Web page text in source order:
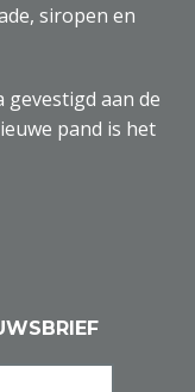
siropen en
gevestigd aan de
pand is het